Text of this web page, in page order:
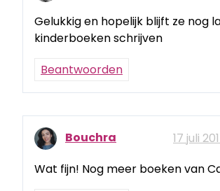
Gelukkig en hopelijk blijft ze nog
kinderboeken schrijven
Beantwoorden
Bouchra
17 juli
Wat fijn! Nog meer boeken van